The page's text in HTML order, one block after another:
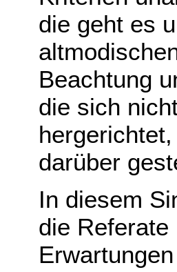
die geht es
Beachtung
die sich
darüber
In diesem
die Referate